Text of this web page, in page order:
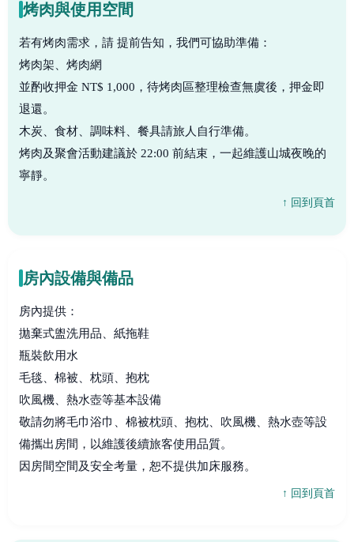
烤肉與使用空間
若有烤肉需求，請 提前告知，我們可協助準備：
烤肉架、烤肉網
並酌收押金 NT$ 1,000，待烤肉區整理檢查無虞後，押金即
退還。
木炭、食材、調味料、餐具請旅人自行準備。
烤肉及聚會活動建議於 22:00 前結束，一起維護山城夜晚的
寧靜。
↑ 回到頁首
房內設備與備品
房內提供：
拋棄式盥洗用品、紙拖鞋
瓶裝飲用水
毛毯、棉被、枕頭、抱枕
吹風機、熱水壺等基本設備
敬請勿將毛巾浴巾、棉被枕頭、抱枕、吹風機、熱水壺等設
備攜出房間，以維護後續旅客使用品質。
因房間空間及安全考量，恕不提供加床服務。
↑ 回到頁首